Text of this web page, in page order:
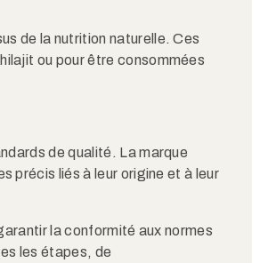
de la nutrition naturelle. Ces
ou pour être consommées
de qualité. La marque
précis liés à leur origine et à leur
la conformité aux normes
les étapes, de